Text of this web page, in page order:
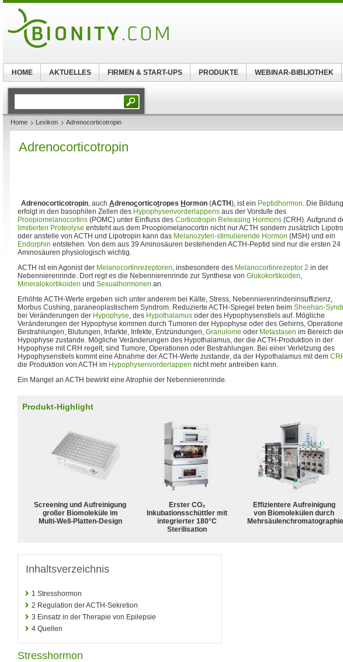
Home Lexikon Adrenocorticotropin
Adrenocorticotropin
Adrenocorticotropin, auch Adrenocorticotropes Hormon (ACTH), ist ein Peptidhormon. Die Bildung
erfolgt in den basophilen Zellen des Hypophysenvorderlappens aus der Vorstufe des
Proopiomelanocortins (POMC) unter Einfluss des Corticotropin Releasing Hormons (CRH). Aufgrund
limitierten Proteolyse entsteht aus dem Proopiomelanocortin nicht nur ACTH sondern zusätzlich
oder anstelle von ACTH und Lipotropin kann das Melanozyten-stimulierende Hormon (MSH) und ein
Endorphin entstehen. Von dem aus 39 Aminosäuren bestehenden ACTH-Peptid sind nur die ersten 24
Aminosäuren physiologisch wichtig.
ACTH ist ein Agonist der Melanocortinrezeptoren, insbesondere des Melanocortinrezeptor 2 in der
Nebennierenrinde. Dort regt es die Nebennierenrinde zur Synthese von Glukokortikoiden,
Mineralokortikoiden und Sexualhormonen an.
Erhöhte ACTH-Werte ergeben sich unter anderem bei Kälte, Stress, Nebennierenrindeninsuffizienz,
Morbus Cushing, paraneoplastischem Syndrom. Reduzierte ACTH-Spiegel treten beim Sheehan-
bei Veränderungen der Hypophyse, des Hypothalamus oder des Hypophysenstiels auf. Mögliche
Veränderungen der Hypophyse kommen durch Tumoren der Hypophyse oder des Gehirns,
Bestrahlungen, Blutungen, Infarkte, Infekte, Entzündungen, Granulome oder Metastasen im Bereich
Hypophyse zustande. Mögliche Veränderungen des Hypothalamus, der die ACTH-Produktion in der
Hypophyse mit CRH regelt, sind Tumore, Operationen oder Bestrahlungen. Bei einer Verletzung des
Hypophysenstiels kommt eine Abnahme der ACTH-Werte zustande, da der Hypothalamus mit dem
die Produktion von ACTH im Hypophysenvorderlappen nicht mehr antreiben kann.
Ein Mangel an ACTH bewirkt eine Atrophie der Nebennierenrinde.
Produkt-Highlight
Screening und Aufreinigung
großer Biomoleküle im
Multi-Well-Platten-Design
Erster CO₂
Inkubationsschüttler mit
integrierter 180°C
Sterilisation
Effizientere Aufreinigung
von Biomolekülen durch
Mehrsäulenchromatographie
Inhaltsverzeichnis
1 Stresshormon
2 Regulation der ACTH-Sekretion
3 Einsatz in der Therapie von Epilepsie
4 Quellen
Stresshormon
HOME AKTUELLES FIRMEN & START-UPS PRODUKTE WEBINAR-BIBLIOTHEK